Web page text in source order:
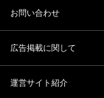
お問い合わせ
広告掲載に関して
運営サイト紹介